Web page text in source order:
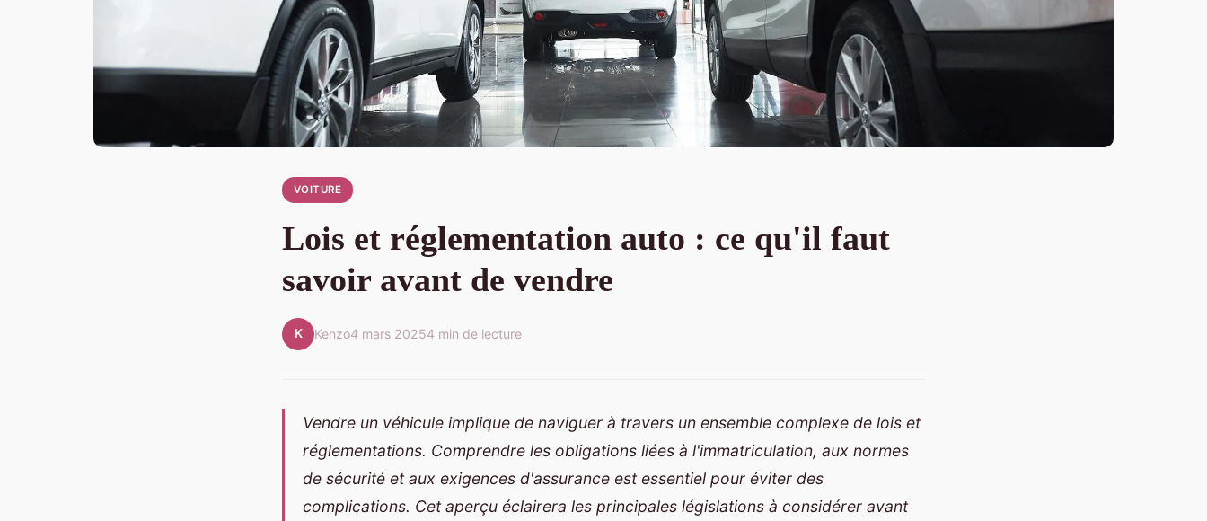
VOITURE
Lois et réglementation auto : ce qu'il faut
savoir avant de vendre
K Kenzo4 mars 20254 min de lecture
Vendre un véhicule implique de naviguer à travers un ensemble complexe de lois et
réglementations. Comprendre les obligations liées à l'immatriculation, aux normes
de sécurité et aux exigences d'assurance est essentiel pour éviter des
complications. Cet aperçu éclairera les principales législations à considérer avant